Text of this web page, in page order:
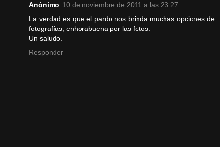
Anónimo 10 de noviembre de 2011 a las 23:27
La verdad es que el pardo nos brinda muchas opciones de
fotografías, enhorabuena por las fotos.
Un saludo.
Responder